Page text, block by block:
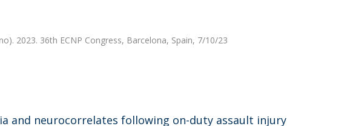
2023. 36th ECNP Congress, Barcelona, Spain, 7/10/23
and neurocorrelates following on-duty assault injury